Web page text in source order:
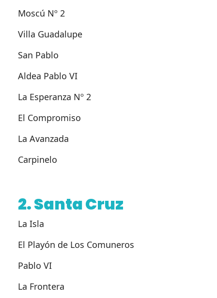
Moscú Nº 2
Villa Guadalupe
San Pablo
Aldea Pablo VI
La Esperanza Nº 2
El Compromiso
La Avanzada
Carpinelo
2. Santa Cruz
La Isla
El Playón de Los Comuneros
Pablo VI
La Frontera